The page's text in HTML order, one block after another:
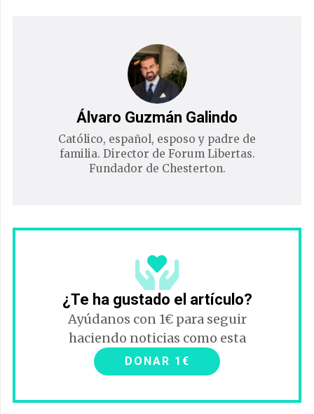
Álvaro Guzmán Galindo
Católico, español, esposo y padre de
familia. Director de Forum Libertas.
Fundador de Chesterton.
¿Te ha gustado el artículo?
Ayúdanos con 1€ para seguir
haciendo noticias como esta
DONAR 1€